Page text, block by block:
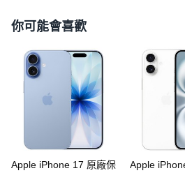
你可能會喜歡
Apple iPhone 17 原廠保
Apple